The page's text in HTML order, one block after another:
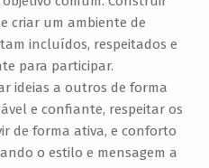
criar um ambiente de
incluídos, respeitados e
para participar.
ideias a outros de forma
e confiante, respeitar os
de forma ativa, e conforto
o estilo e mensagem a